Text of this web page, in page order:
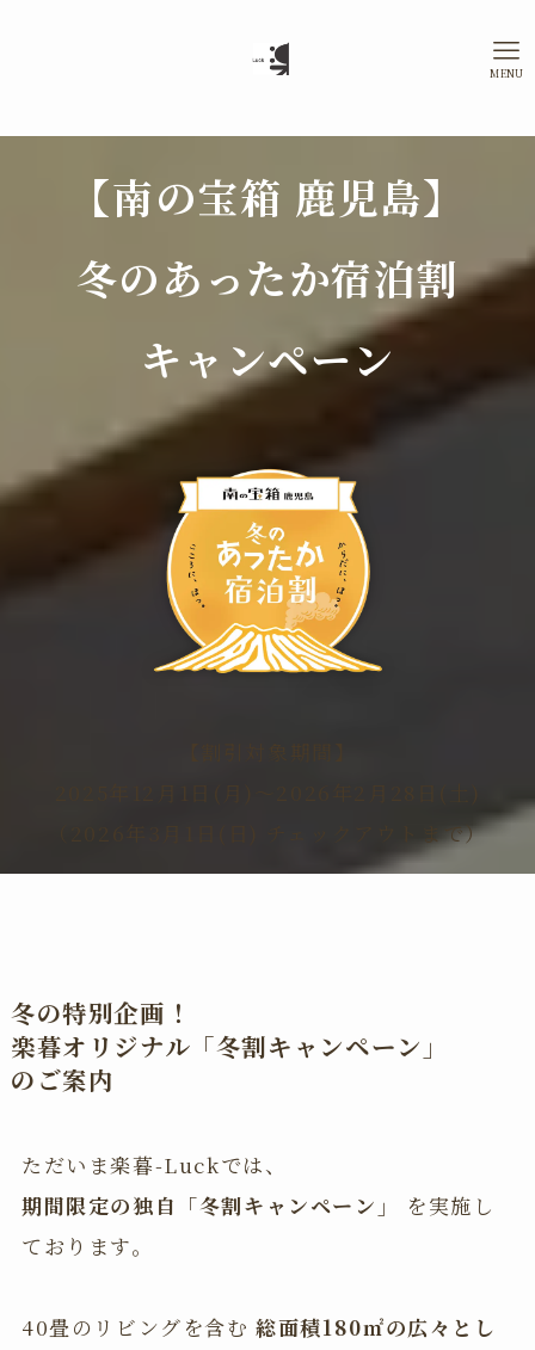
MENU
【南の宝箱 鹿児島】
冬のあったか宿泊割
キャンペーン
（2026年3月1日(日) チェックアウトまで）
冬の特別企画！
楽暮オリジナル「冬割キャンペーン」
のご案内
ただいま楽暮-Luckでは、
期間限定の独自「冬割キャンペーン」
を実施し
ております。
40畳のリビングを含む総面積180㎡の広々とし